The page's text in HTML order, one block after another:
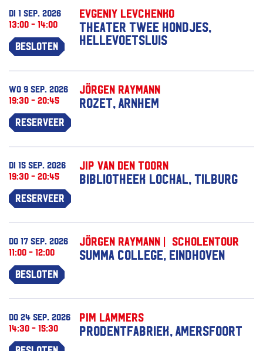
Evgeniy Levchenko
Theater Twee Hondjes,
Hellevoetsluis
di 1 sep. 2026
13:00 - 14:00
Besloten
Jörgen Raymann
Rozet, Arnhem
wo 9 sep. 2026
19:30 - 20:45
Reserveer
Jip van den Toorn
Bibliotheek Lochal, Tilburg
di 15 sep. 2026
19:30 - 20:45
Reserveer
Jörgen Raymann | Scholentour
Summa College, Eindhoven
do 17 sep. 2026
11:00 - 12:00
Besloten
Pim Lammers
Prodentfabriek, Amersfoort
do 24 sep. 2026
14:30 - 15:30